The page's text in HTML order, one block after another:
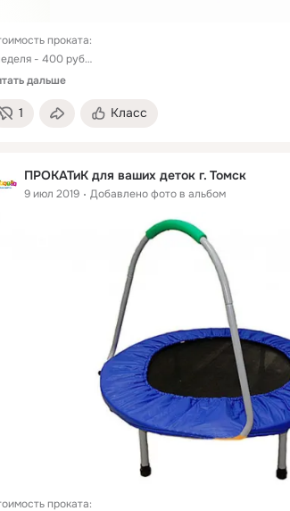
проката:
- 400 руб
- 600 руб
дальше
1 Класс
ПРОКАТиК для ваших деток г. Томск
9 июл 2019 Добавлено фото в альбом
проката: